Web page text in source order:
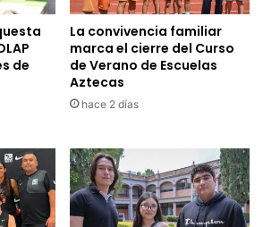
de
La convivencia familiar
marca el cierre del Curso
de Verano de Escuelas
Aztecas
hace 2 días